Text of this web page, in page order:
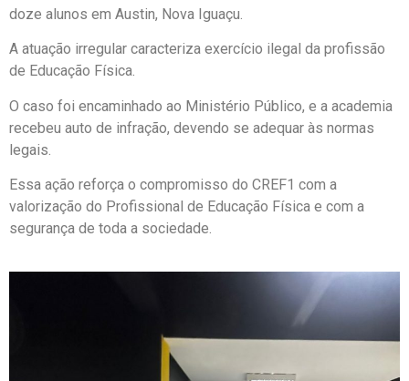
doze alunos em Austin, Nova Iguaçu.
A atuação irregular caracteriza exercício ilegal da profissão
de Educação Física.
O caso foi encaminhado ao Ministério Público, e a academia
recebeu auto de infração, devendo se adequar às normas
legais.
Essa ação reforça o compromisso do CREF1 com a
valorização do Profissional de Educação Física e com a
segurança de toda a sociedade.